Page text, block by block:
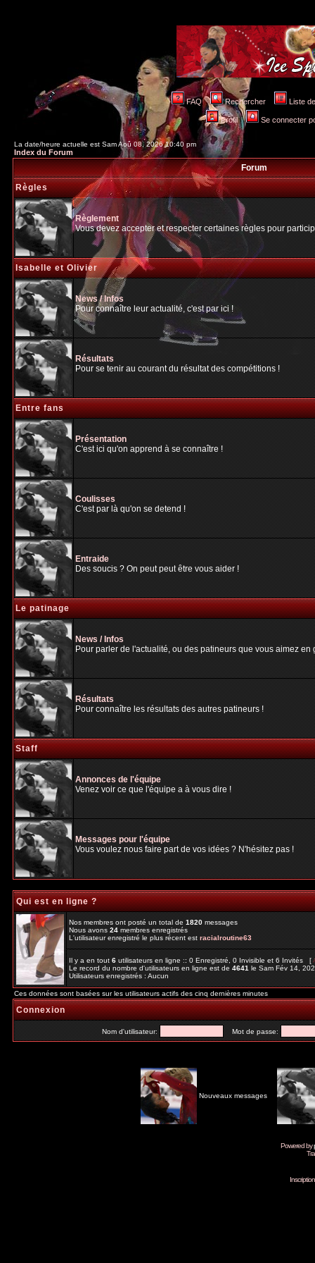
FAQ Rechercher Liste
Profil Se connecter
La date/heure actuelle est Sam Aoû 08, 2026 10:40 pm
Index du Forum
Forum
Règles
Règlement
Vous devez accepter et respecter certaines règles pour
Isabelle et Olivier
News / Infos
Pour connaître leur actualité, c'est par ici !
Résultats
Pour se tenir au courant du résultat des compétitions !
Entre fans
Présentation
C'est ici qu'on apprend à se connaître !
Coulisses
C'est par là qu'on se detend !
Entraide
Des soucis ? On peut peut être vous aider !
Le patinage
News / Infos
Pour parler de l'actualité, ou des patineurs que vous aimez
Résultats
Pour connaître les résultats des autres patineurs !
Staff
Annonces de l'équipe
Venez voir ce que l'équipe a à vous dire !
Messages pour l'équipe
Vous voulez nous faire part de vos idées ? N'hésitez pas !
Qui est en ligne ?
Nos membres ont posté un total de1820messages
Nous avons24membres enregistrés
L'utilisateur enregistré le plus récent estracialroutine63
Il y a en tout6utilisateurs en ligne :: 0 Enregistré, 0 Invisible et 6 Invités [
Le record du nombre d'utilisateurs en ligne est de4641le Sam Fév 14,
Utilisateurs enregistrés : Aucun
Ces données sont basées sur les utilisateurs actifs des cinq dernières minutes
Connexion
Nom d'utilisateur: Mot de passe:
Nouveaux messages
Powered by